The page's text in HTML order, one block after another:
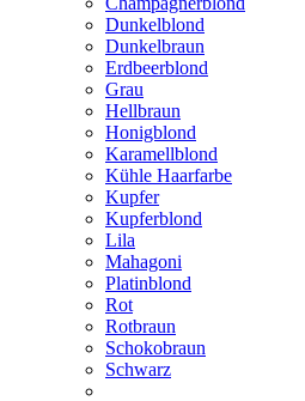
Dunkelblond
Dunkelbraun
Erdbeerblond
Grau
Hellbraun
Honigblond
Karamellblond
Kühle Haarfarbe
Kupfer
Kupferblond
Lila
Mahagoni
Platinblond
Rot
Rotbraun
Schokobraun
Schwarz